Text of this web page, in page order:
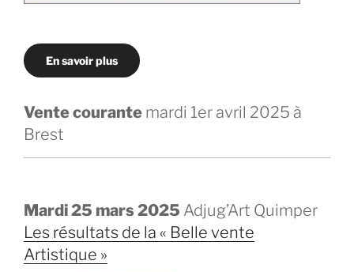
En savoir plus
Vente courante mardi 1er avril 2025 à
Brest
Mardi 25 mars 2025 Adjug’Art Quimper
Les résultats de la « Belle vente
Artistique »